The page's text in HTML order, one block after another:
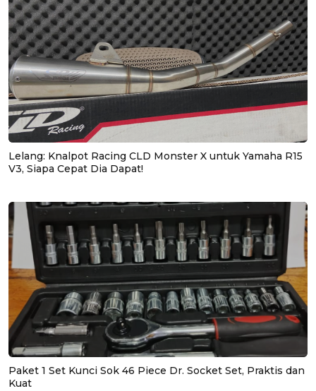
Lelang: Knalpot Racing CLD Monster X untuk Yamaha R15
V3, Siapa Cepat Dia Dapat!
Paket 1 Set Kunci Sok 46 Piece Dr. Socket Set, Praktis dan
Kuat